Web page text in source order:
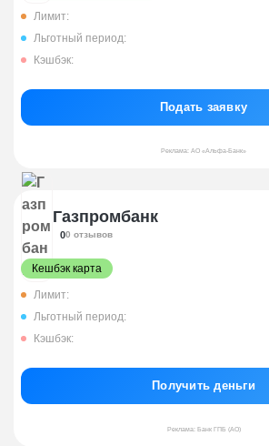
Лимит:
Льготный период:
Кэшбэк:
Подать заявку
Реклама: АО «Альфа-Банк»
Газпромбанк
00 отзывов
Кешбэк карта
Лимит:
Льготный период:
Кэшбэк:
Получить деньги
Реклама: Банк ГПБ (АО)